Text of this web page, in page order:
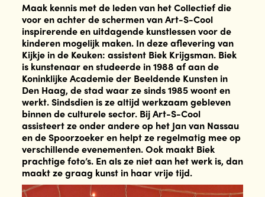
Maak kennis met de leden van het Collectief die
voor en achter de schermen van Art-S-Cool
inspirerende en uitdagende kunstlessen voor de
kinderen mogelijk maken. In deze aflevering van
Kijkje in de Keuken: assistent Biek Krijgsman. Biek
is kunstenaar en studeerde in 1988 af aan de
Koninklijke Academie der Beeldende Kunsten in
Den Haag, de stad waar ze sinds 1985 woont en
werkt. Sindsdien is ze altijd werkzaam gebleven
binnen de culturele sector. Bij Art-S-Cool
assisteert ze onder andere op het Jan van Nassau
en de Spoorzoeker en helpt ze regelmatig mee op
verschillende evenementen. Ook maakt Biek
prachtige foto’s. En als ze niet aan het werk is, dan
maakt ze graag kunst in haar vrije tijd.